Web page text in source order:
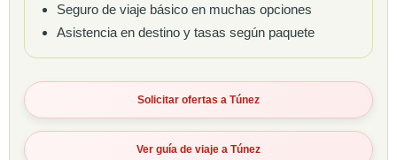
Seguro de viaje básico en muchas opciones
Asistencia en destino y tasas según paquete
Solicitar ofertas a Túnez
Ver guía de viaje a Túnez